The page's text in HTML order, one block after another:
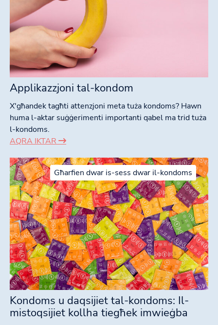
Applikazzjoni tal-kondom
X'għandek tagħti attenzjoni meta tuża kondoms? Hawn
huma l-aktar suġġerimenti importanti qabel ma trid tuża
l-kondoms.
AQRA IKTAR
Għarfien dwar is-sess dwar il-kondoms
Kondoms u daqsijiet tal-kondoms: Il-
mistoqsijiet kollha tiegħek imwieġba